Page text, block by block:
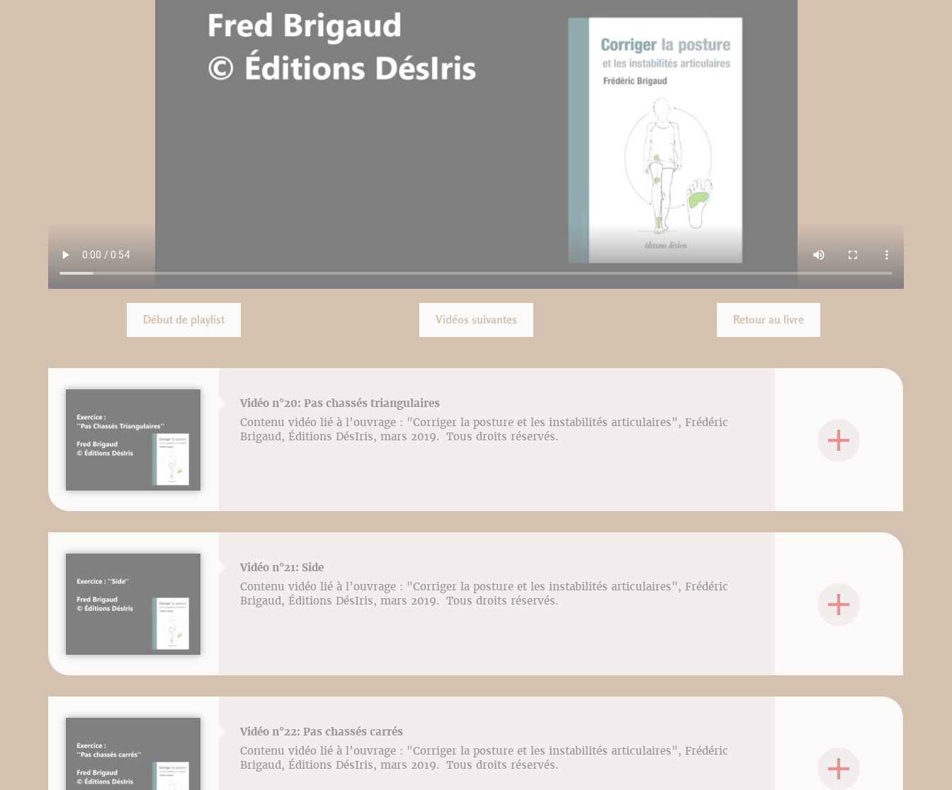
Début de playlist Vidéos suivantes Retour au livre
Vidéo n°20: Pas chassés triangulaires
Contenu vidéo lié à l’ouvrage : "Corriger la posture et les instabilités articulaires", Frédéric
Brigaud, Éditions DésIris, mars 2019. Tous droits réservés.
Vidéo n°21: Side
Contenu vidéo lié à l’ouvrage : "Corriger la posture et les instabilités articulaires", Frédéric
Brigaud, Éditions DésIris, mars 2019. Tous droits réservés.
Vidéo n°22: Pas chassés carrés
Contenu vidéo lié à l’ouvrage : "Corriger la posture et les instabilités articulaires", Frédéric
Brigaud, Éditions DésIris, mars 2019. Tous droits réservés.